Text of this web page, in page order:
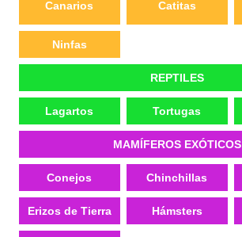
Canarios Catitas
Ninfas
REPTILES
Lagartos Tortugas
MAMÍFEROS EXÓTICOS
Conejos Chinchillas
Erizos de Tierra Hámsters